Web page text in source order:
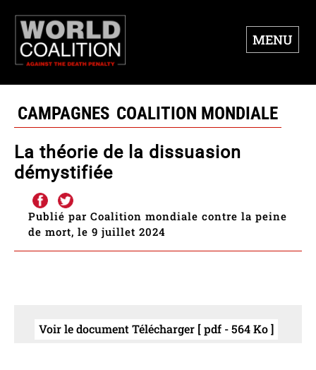
MENU
CAMPAGNES COALITION MONDIALE
La théorie de la dissuasion
démystifiée
Publié par Coalition mondiale contre la peine
de mort, le 9 juillet 2024
Voir le document Télécharger [ pdf - 564 Ko ]